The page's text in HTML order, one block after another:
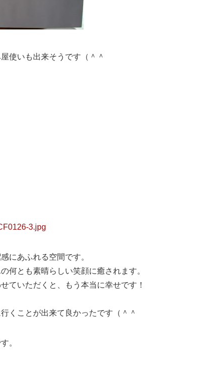
使いも出来そうです（＾＾
にあふれる空間です。
何とも素晴らしい笑顔に癒されます。
ていただくと、もう本当に幸せです！
くことが出来て良かったです（＾＾
。